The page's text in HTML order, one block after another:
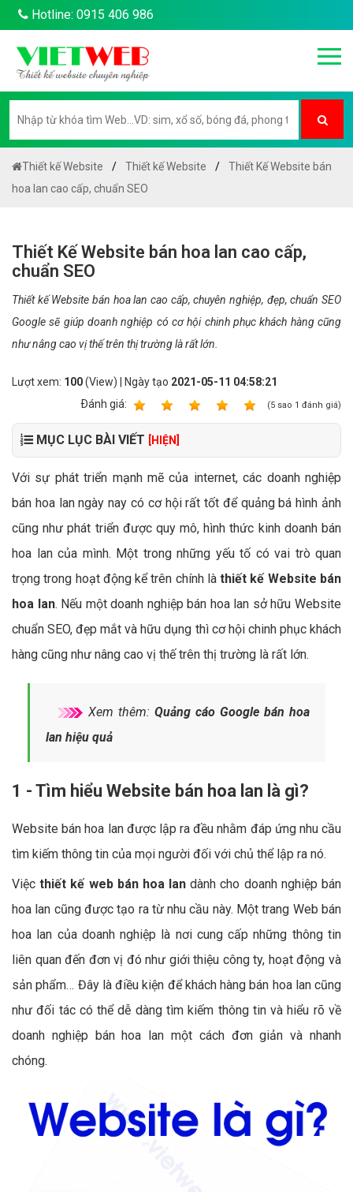
Hotline: 0915 406 986
Thiết kế Website Thiết kế Website
Thiết Kế Website bán
hoa lan cao cấp, chuẩn SEO
Thiết Kế Website bán hoa lan cao cấp,
chuẩn SEO
Thiết kế Website bán hoa lan cao cấp, chuyên nghiệp, đẹp, chuẩn SEO
Google sẽ giúp doanh nghiệp có cơ hội chinh phục khách hàng cũng
như nâng cao vị thế trên thị trường là rất lớn.
Lượt xem: 100(View) | Ngày tạo 2021-05-11 04:58:21
Ðánh giá:
(5 sao 1 đánh giá)
MỤC LỤC BÀI VIẾT [HIỆN]
Với sự phát triển mạnh mẽ của internet, các doanh nghiệp
bán hoa lan ngày nay có cơ hội rất tốt để quảng bá hình ảnh
cũng như phát triển được quy mô, hình thức kinh doanh bán
hoa lan của mình. Một trong những yếu tố có vai trò quan
trọng trong hoạt động kể trên chính làthiết kế Website bán
hoa lan. Nếu một doanh nghiệp bán hoa lan sở hữu Website
chuẩn SEO, đẹp mắt và hữu dụng thì cơ hội chinh phục khách
hàng cũng như nâng cao vị thế trên thị trường là rất lớn.
Xem thêm: Quảng cáo Google bán hoa
lan hiệu quả
1 - Tìm hiểu Website bán hoa lan là gì?
Website bán hoa lan được lập ra đều nhằm đáp ứng nhu cầu
tìm kiếm thông tin của mọi người đối với chủ thể lập ra nó.
Việcthiết kế web bán hoa lan dành cho doanh nghiệp bán
hoa lan cũng được tạo ra từ nhu cầu này. Một trang Web bán
hoa lan của doanh nghiệp là nơi cung cấp những thông tin
liên quan đến đơn vị đó như giới thiệu công ty, hoạt động và
sản phẩm… Đây là điều kiện để khách hàng bán hoa lan cũng
như đối tác có thể dễ dàng tìm kiếm thông tin và hiểu rõ về
doanh nghiệp bán hoa lan một cách đơn giản và nhanh
chóng.